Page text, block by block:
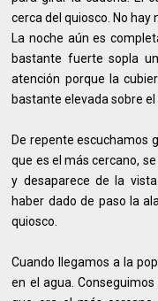
cerca del quiosco. No hay
La noche aún es
bastante fuerte sopla
atención porque la
bastante elevada sobre el
De repente escuchamos
que es el más cercano,
y desaparece de la
haber dado de paso la
quiosco.
Cuando llegamos a la
en el agua.